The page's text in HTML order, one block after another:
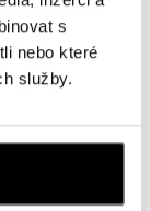
s
nebo které
služby.